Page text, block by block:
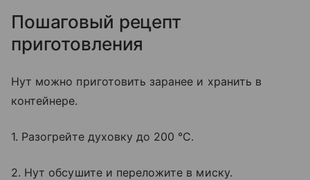
Пошаговый рецепт
приготовления
Нут можно приготовить заранее и хранить в
контейнере.
1. Разогрейте духовку до 200 °C.
2. Нут обсушите и переложите в миску.